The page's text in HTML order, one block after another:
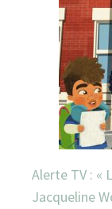
Alerte TV : «
Jacqueline